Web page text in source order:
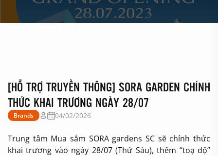
[HỖ TRỢ TRUYỀN THÔNG] SORA GARDEN CHÍNH
THỨC KHAI TRƯƠNG NGÀY 28/07
Brands 04/02/2026
Trung tâm Mua sắm SORA gardens SC sẽ chính thức
khai trương vào ngày 28/07 (Thứ Sáu), thêm “toạ độ”